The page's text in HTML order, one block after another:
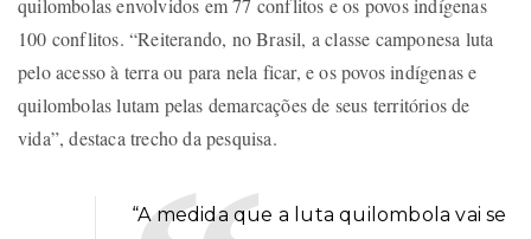
quilombolas envolvidos em 77 conflitos e os povos indígenas
100 conflitos. “Reiterando, no Brasil, a classe camponesa luta
pelo acesso à terra ou para nela ficar, e os povos indígenas e
quilombolas lutam pelas demarcações de seus territórios de
vida”, destaca trecho da pesquisa.
“A medida que a luta quilombola vai se